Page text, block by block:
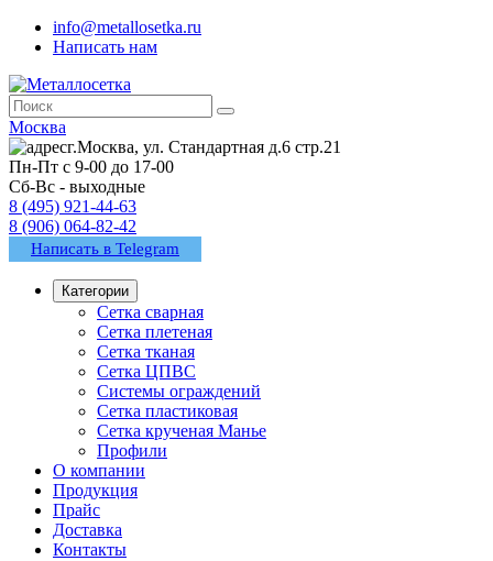
info@metallosetka.ru
Написать нам
Москва
г.Москва, ул. Стандартная д.6 стр.21
Пн-Пт с 9-00 до 17-00
Сб-Вс - выходные
8 (495) 921-44-63
8 (906) 064-82-42
Написать в Telegram
Категории
Сетка сварная
Сетка плетеная
Сетка тканая
Сетка ЦПВС
Системы ограждений
Сетка пластиковая
Сетка крученая Манье
Профили
О компании
Продукция
Прайс
Доставка
Контакты